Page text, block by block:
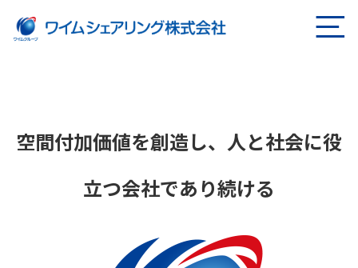
空間付加価値を創造し、人と社会に役
立つ会社であり続ける